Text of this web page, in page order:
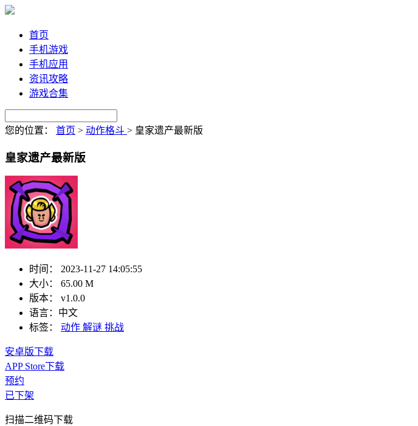
首页
手机游戏
手机应用
资讯攻略
游戏合集
您的位置： 首页 > 动作格斗 > 皇家遗产最新版
皇家遗产最新版
时间：
2023-11-27 14:05:55
大小：
65.00 M
版本：
v1.0.0
语言： 中文
标签：
动作 解谜 挑战
安卓版下载
APP Store下载
预约
已下架
扫描二维码下载